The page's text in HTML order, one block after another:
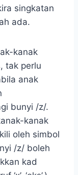
singkatan
ada.
kanak
tak perlu
anak
bunyi /z/.
kanak
oleh simbol
/z/ boleh
kad